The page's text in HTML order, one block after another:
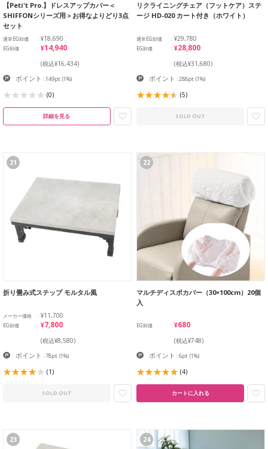
【Peti't Pro.】ドレスアップカバー＜
SHIFFONシリーズ用＞お得なよりどり3点
セット
通常EG卸価 ¥18,690
EG卸価 ¥14,940
(税込¥16,434)
ポイント : 149pt (1%)
(0)
詳細を見る
リクライニングチェア（フットケア）ステ
ージ HD-020 カート付き（ホワイト）
通常EG卸価 ¥29,780
EG卸価 ¥28,800
(税込¥31,680)
ポイント : 288pt (1%)
(5)
SOLD OUT
21
折り畳み式ステップ モルタル風
メーカー価格 ¥11,700
EG卸価 ¥7,800
(税込¥8,580)
ポイント : 78pt (1%)
(1)
SOLD OUT
22
マルチディスポカバー（30×100cm）20個
入
EG卸価 ¥680
(税込¥748)
ポイント : 6pt (1%)
(4)
カートに入れる
23 24